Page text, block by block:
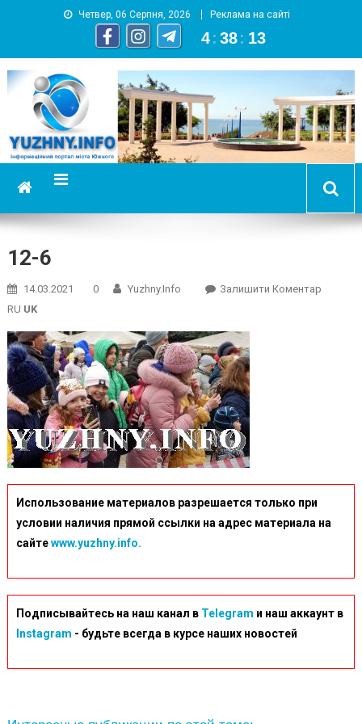
Четвер, 06 Серпня, 2026 Реклама на сайті
4 : 38 : 14
YUZHNY.INFO
информационный портал города Южный
12-6
14.03.2021 0 Yuzhny.info Залишити КоментарOn
RU UK
Использование материалов разрешается только при
условии наличия прямой ссылки на адрес материала на
сайтеwww.yuzhny.info.
Подписывайтесь на наш канал в Telegram и наш аккаунт в
Instagram - будьте всегда в курсе наших новостей